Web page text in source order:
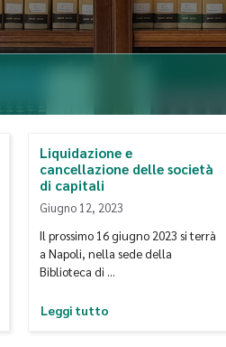
Liquidazione e
cancellazione delle società
di capitali
Giugno 12, 2023
Il prossimo 16 giugno 2023 si terrà
a Napoli, nella sede della
Biblioteca di …
Leggi tutto